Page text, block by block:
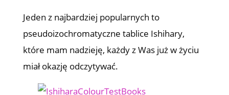
Jeden z najbardziej popularnych to
pseudoizochromatyczne tablice Ishihary,
które mam nadzieję, każdy z Was już w życiu
miał okazję odczytywać.